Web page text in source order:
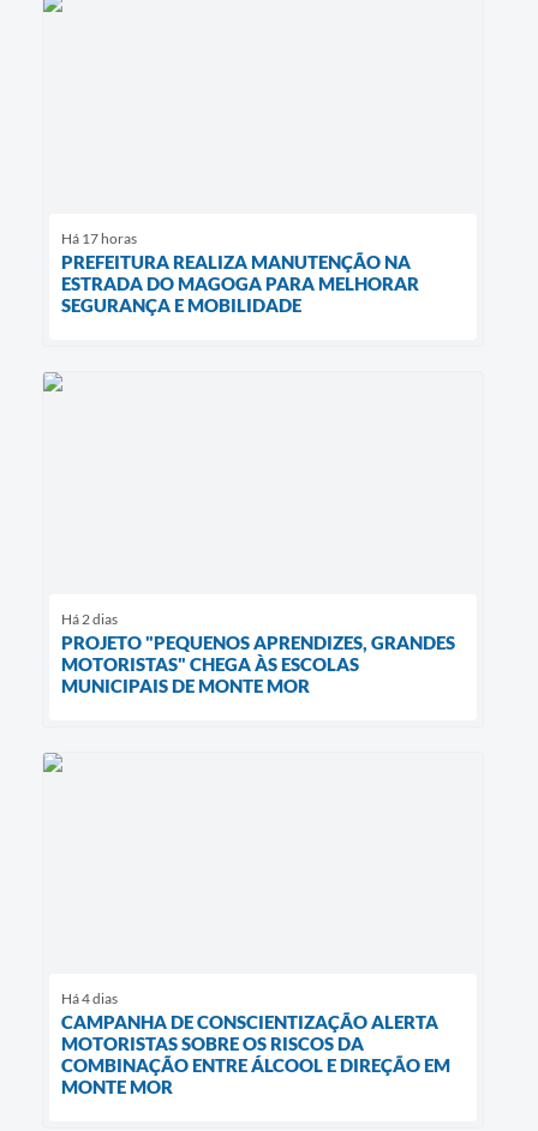
Há 17 horas
PREFEITURA REALIZA MANUTENÇÃO NA
ESTRADA DO MAGOGA PARA MELHORAR
SEGURANÇA E MOBILIDADE
Há 2 dias
PROJETO "PEQUENOS APRENDIZES, GRANDES
MOTORISTAS" CHEGA ÀS ESCOLAS
MUNICIPAIS DE MONTE MOR
Há 4 dias
CAMPANHA DE CONSCIENTIZAÇÃO ALERTA
MOTORISTAS SOBRE OS RISCOS DA
COMBINAÇÃO ENTRE ÁLCOOL E DIREÇÃO EM
MONTE MOR